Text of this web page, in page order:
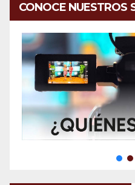
CONOCE NUESTROS